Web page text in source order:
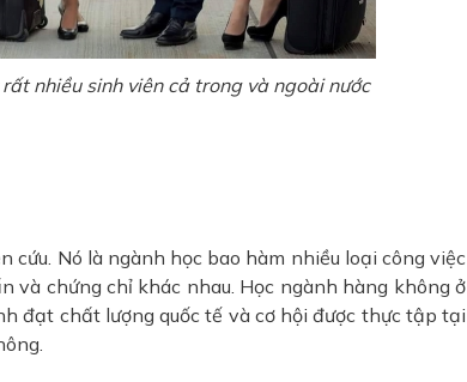
nhiều sinh viên cả trong và ngoài nước
Nó là ngành học bao hàm nhiều loại công việc
và chứng chỉ khác nhau. Học ngành hàng không ở
đạt chất lượng quốc tế và cơ hội được thực tập tại